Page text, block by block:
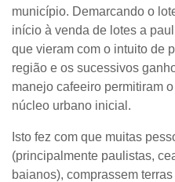
município. Demarcando o
início à venda de lotes a
que vieram com o intuito de
região e os sucessivos
manejo cafeeiro permitiram
núcleo urbano inicial.
Isto fez com que muitas
(principalmente paulistas,
baianos), comprassem